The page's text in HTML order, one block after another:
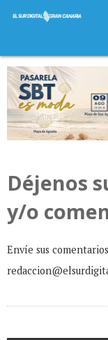
Déjenos
y/o
Envíe sus